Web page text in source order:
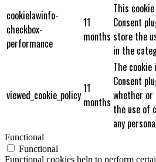
cookielawinfo-
checkbox-
performance
11
months
This
Consent
store the
in the
viewed_cookie_policy11
months
The cookie
Consent
whether or
the use of
any
Functional
Functional
Functional cookies help to perform